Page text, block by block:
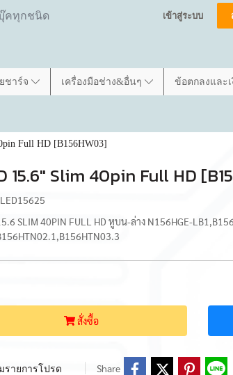
คทุกชนิด เข้าสู่ระบบ
ชาร์จ เครื่องมือช่าง&อื่นๆ ข้อตกลงและ
Full HD [B156HW03]
15.6" Slim 40pin Full HD
SLIM 40PIN FULL HD หูบน-ล่าง N156HGE-
สั่งซื้อ
รายการโปรด Share